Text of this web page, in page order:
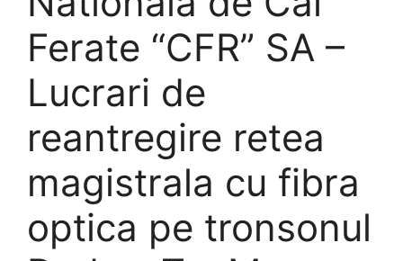
Ferate “CFR” SA –
Lucrari de
reantregire retea
magistrala cu fibra
optica pe tronsonul